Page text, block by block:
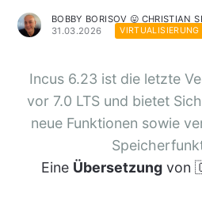
BOBBY BORISOV 😛 CHRISTIAN
31.03.2026
VIRTUALISIERUNG
Incus 6.23 ist die letzte
vor 7.0 LTS und bietet
neue Funktionen sowie
Eine Übersetzungvon